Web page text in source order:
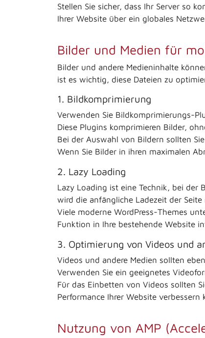
Stellen Sie sicher, dass Ihr Server so
Ihrer Website über ein globales
Bilder und Medien für
Bilder und andere Medieninhalte
ist es wichtig, diese Dateien zu
1. Bildkomprimierung
Verwenden Sie Bildkomprimierungs-
Diese Plugins komprimieren Bilder,
Bei der Auswahl von Bildern sollten
Wenn Sie Bilder in ihren maximalen
2. Lazy Loading
Lazy Loading ist eine Technik, bei der
wird die anfängliche Ladezeit der
Viele moderne WordPress-Themes
Funktion in Ihre bestehende Website
3. Optimierung von Videos und
Videos und andere Medien sollten
Verwenden Sie ein geeignetes
Für das Einbetten von Videos sollten
Performance Ihrer Website verbessern
Nutzung von AMP